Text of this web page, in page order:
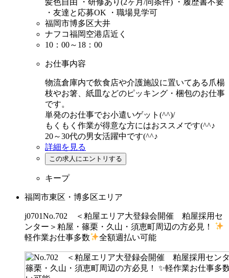
・友達と応募OK ・職場見学可
福岡市博多区大井
ナフコ福岡空港店近く
10：00～18：00
お仕事内容
物流倉庫内で飲食店や介護施設に置いてある爪楊
枝やお箸、紙皿などのピッキング・梱包のお仕事
です。
単発のお仕事でお小遣いゲット(^^)/
もくもく作業が得意な方にはおススメです(^^♪
20～30代の男女活躍中です(^^♪
詳細を見る
キープ
福岡市東区・博多区エリア
j0701No.702 ＜粕屋エリア大登録会開催 粕屋採用セ
ンター＞粕屋・篠栗・久山・須恵町周辺の方必見！
軽作業お仕事多数
全額週払い可能